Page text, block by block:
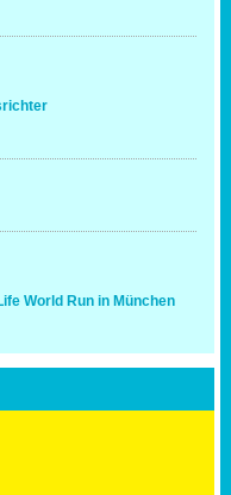
World Run in München